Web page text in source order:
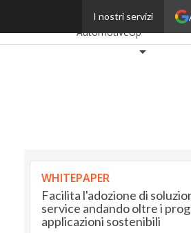
I nostri servizi
Ultimi articoli
AutomotiveUp
Proptech
WHITEPAPER
Facilita l'adozione di
service andando oltre i
applicazioni sostenibili